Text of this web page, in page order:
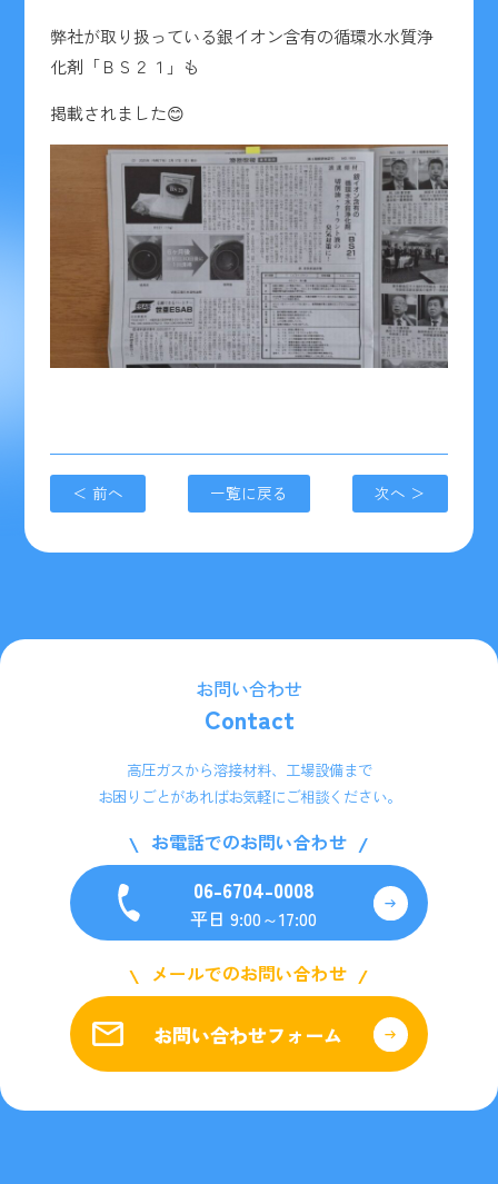
弊社が取り扱っている銀イオン含有の循環水水質浄
化剤「ＢＳ２１」も
掲載されました😊
＜ 前へ 一覧に戻る 次へ ＞
お問い合わせ
Contact
高圧ガスから溶接材料、工場設備まで
お困りごとがあればお気軽にご相談ください。
お電話でのお問い合わせ
06-6704-0008
平日 9:00～17:00
メールでのお問い合わせ
お問い合わせフォーム